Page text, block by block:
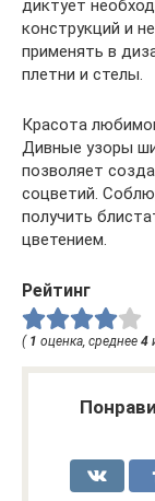
диктует
конструкций и
применять в
плетни и стелы.
Красота
Дивные узоры
позволяет
соцветий.
получить
цветением.
Рейтинг
( 1 оценка, среднее 4